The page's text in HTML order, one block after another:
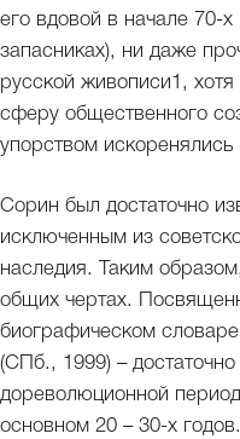
его вдовой в начале 70-
запасниках), ни даже
русской живописи1,
сферу общественного
упорством искоренялись
Сорин был достаточно
исключенным из
наследия. Таким
общих чертах.
биографическом
(СПб., 1999) –
дореволюционной
основном 20 – 30-х годов.